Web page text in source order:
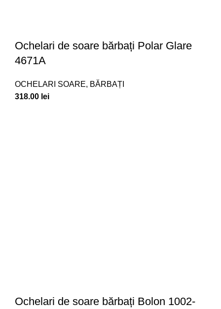
Ochelari de soare bărbați Polar Glare
4671A
OCHELARI SOARE, BĂRBAȚI
318.00 lei
Ochelari de soare bărbați Bolon 1002-